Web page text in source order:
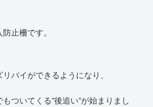
止柵です。
バイができるようになり、
ついてくる”後追い”が始まりまし